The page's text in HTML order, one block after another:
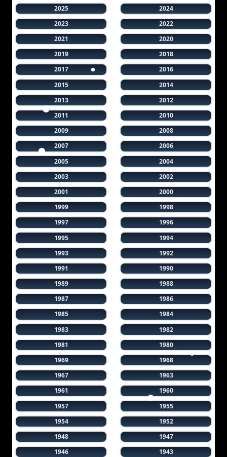
2025
2024
2023
2022
2021
2020
2019
2018
2017
2016
2015
2014
2013
2012
2011
2010
2009
2008
2007
2006
2005
2004
2003
2002
2001
2000
1999
1998
1997
1996
1995
1994
1993
1992
1991
1990
1989
1988
1987
1986
1985
1984
1983
1982
1981
1980
1969
1968
1967
1963
1961
1960
1957
1955
1954
1952
1948
1947
1946
1943